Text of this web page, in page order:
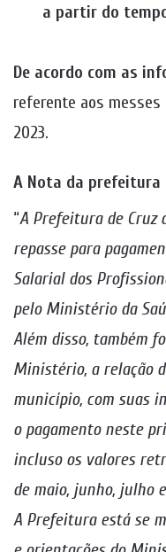
a partir do
De acordo com as
referente aos messes
2023.
A Nota da prefeitura
“A Prefeitura de Cruz
repasse para
Salarial dos
pelo Ministério da
Além disso, também
Ministério, a relação
município, com suas
o pagamento neste
incluso os valores
de maio, junho, julho
A Prefeitura está se